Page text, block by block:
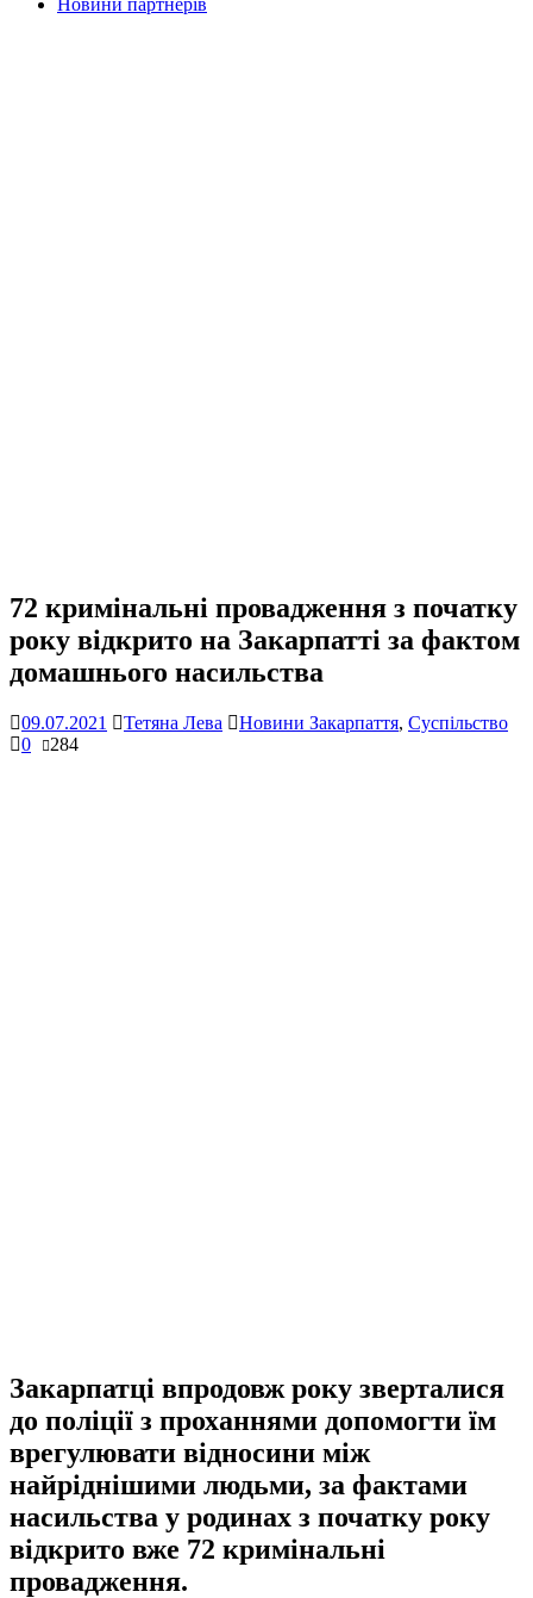
Новини партнерів
72 кримінальні провадження з початку
року відкрито на Закарпатті за фактом
домашнього насильства
09.07.2021 Тетяна Лева Новини Закарпаття, Суспільство
0
284
Закарпатці впродовж року зверталися
до поліції з проханнями допомогти їм
врегулювати відносини між
найріднішими людьми, за фактами
насильства у родинах з початку року
відкрито вже 72 кримінальні
провадження.